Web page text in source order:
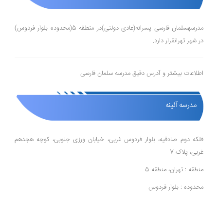
مدرسهسلمان فارسی پسرانه(عادی دولتی)در منطقه 5(محدوده بلوار فردوس)
در شهر تهرانقرار دارد.
اطلاعات بیشتر و آدرس دقیق مدرسه سلمان فارسی
مدرسه آئینه
فلکه دوم صادقیه، بلوار فردوس غربی، خیابان ورزی جنوبی، کوچه هجدهم
غربی، پلاک 7
منطقه : تهران، منطقه 5
محدوده : بلوار فردوس